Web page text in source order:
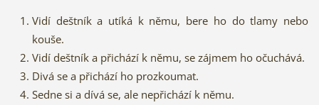
Vidí deštník a utíká k němu, bere ho do tlamy nebo
kouše.
Vidí deštník a přichází k němu, se zájmem ho očuchává.
Divá se a přichází ho prozkoumat.
Sedne si a dívá se, ale nepřichází k němu.